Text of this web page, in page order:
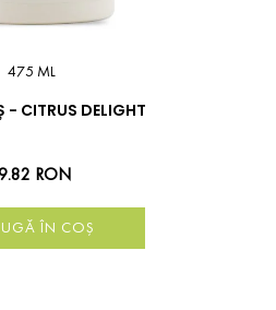
475 ML
- CITRUS DELIGHT
RON
ÎN COȘ